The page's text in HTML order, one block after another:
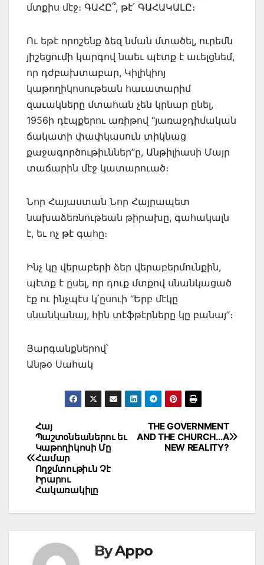
մտքիս մէջ։ ԳԱՀԸ՞, թէ՛ ԳԱՀԱԿԱԼԸ։
Ու եթէ որոշենք ձեզ նման մտածել, ուրեմն
յիշեցումի կարգով նաեւ պէտք է աւելցնեմ,
որ դժբախտաբար, Կիլիկիոյ
կաթողիկոսութեան հաւատարիմ
զաւակները մտահան չեն կրնար ընել,
1956ի դէպքերու առիթով “յառաջդիմական
ճակատի փափկասուն տիկնաց
քաջագործութիւններ”ը, Անթիլիասի Մայր
տաճարին մէջ կատարուած։
Նոր Հայաստան Նոր Հայրապետ
նախաձեռնութեան թիրախը, գահակալն
է, եւ ոչ թէ գահը։
Ինչ կը վերաբերի ձեր վերաբերմունքին,
պէտք է ըսել, որ դուք մտքով սնանկացած
էք ու ինչպէս կ՛ըսուի “Երբ մէկը
սնանկանայ, հին տէֆթէրները կը բանայ”։
Յարգանքներով՝
Անթօ Սահակ
Post
navigation
THE GOVERNMENT
AND THE CHURCH…A
NEW REALITY?
Հայ
Պաշտօնեաներու եւ
Կաթողիկոսի Մը
Համար
Ողջմտութիւն Չէ
Իրարու
Հակառակիլը
ByAppo